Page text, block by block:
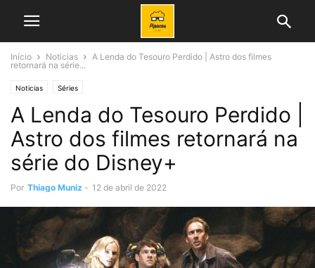
Início Noticias
A Lenda do Tesouro Perdido | Astro dos filmes
retornará na série...
Noticias Séries
A Lenda do Tesouro Perdido |
Astro dos filmes retornará na
série do Disney+
Por Thiago Muniz - 12 de abril de 2022